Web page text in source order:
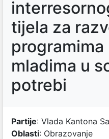
tijela za
mladima u
potrebi
Partije: Vlada Kantona
Oblasti: Obrazovanje